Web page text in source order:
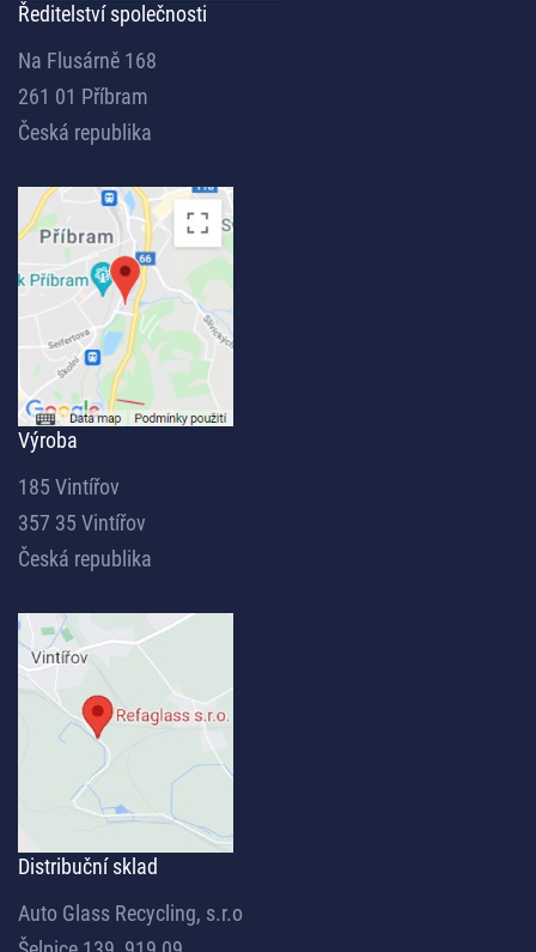
Ředitelství společnosti
Na Flusárně 168
261 01 Příbram
Česká republika
Výroba
185 Vintířov
357 35 Vintířov
Česká republika
Distribuční sklad
Auto Glass Recycling, s.r.o